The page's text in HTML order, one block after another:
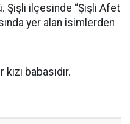
Şişli ilçesinde “Şişli Afet
yer alan isimlerden
babasıdır.